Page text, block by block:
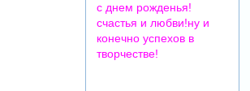
с днем рожденья!
счастья и любви!ну и
конечно успехов в
творчестве!